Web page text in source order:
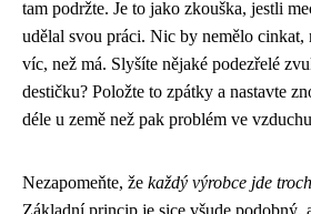
tam podržte. Je to jako zkouška, jestli
udělal svou práci. Nic by nemělo cinkat,
víc, než má. Slyšíte nějaké podezřelé
destičku? Položte to zpátky a nastavte
déle u země než pak problém ve
Nezapomeňte, že každý výrobce jde
Základní princip je sice všude podobný,